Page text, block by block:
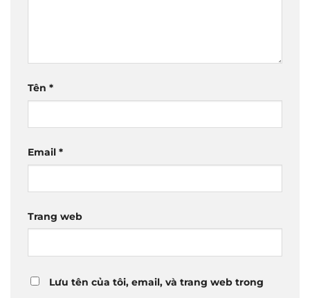
Tên *
Email *
Trang web
Lưu tên của tôi, email, và trang web trong